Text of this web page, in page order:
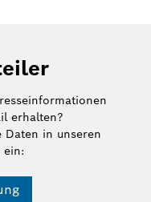
erhalten?
Daten in unseren
ein: